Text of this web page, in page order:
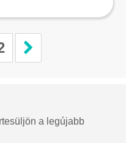
a legújabb